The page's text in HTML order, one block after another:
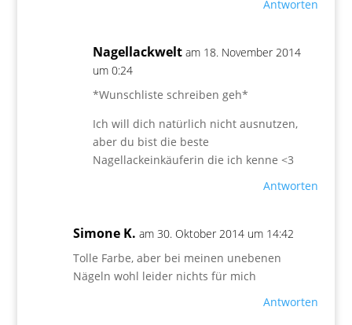
Antworten
Nagellackwelt am 18. November 2014
um 0:24
*Wunschliste schreiben geh*
Ich will dich natürlich nicht ausnutzen,
aber du bist die beste
Nagellackeinkäuferin die ich kenne <3
Antworten
Simone K. am 30. Oktober 2014 um 14:42
Tolle Farbe, aber bei meinen unebenen
Nägeln wohl leider nichts für mich
Antworten